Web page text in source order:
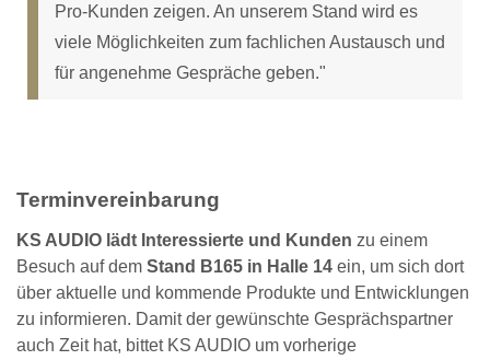
Pro-Kunden zeigen. An unserem Stand wird es
viele Möglichkeiten zum fachlichen Austausch und
für angenehme Gespräche geben."
Terminvereinbarung
KS AUDIO lädt Interessierte und Kunden zu einem
Besuch auf dem Stand B165 in Halle 14 ein, um sich dort
über aktuelle und kommende Produkte und Entwicklungen
zu informieren. Damit der gewünschte Gesprächspartner
auch Zeit hat, bittet KS AUDIO um vorherige